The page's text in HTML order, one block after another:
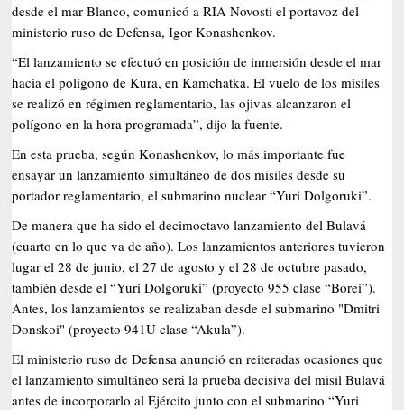
desde el mar Blanco, comunicó a RIA Novosti el portavoz del
ministerio ruso de Defensa, Igor Konashenkov.
“El lanzamiento se efectuó en posición de inmersión desde el mar
hacia el polígono de Kura, en Kamchatka. El vuelo de los misiles
se realizó en régimen reglamentario, las ojivas alcanzaron el
polígono en la hora programada”, dijo la fuente.
En esta prueba, según Konashenkov, lo más importante fue
ensayar un lanzamiento simultáneo de dos misiles desde su
portador reglamentario, el submarino nuclear “Yuri Dolgoruki”.
De manera que ha sido el decimoctavo lanzamiento del Bulavá
(cuarto en lo que va de año). Los lanzamientos anteriores tuvieron
lugar el 28 de junio, el 27 de agosto y el 28 de octubre pasado,
también desde el “Yuri Dolgoruki” (proyecto 955 clase “Borei”).
Antes, los lanzamientos se realizaban desde el submarino "Dmitri
Donskoi" (proyecto 941U clase “Akula”).
El ministerio ruso de Defensa anunció en reiteradas ocasiones que
el lanzamiento simultáneo será la prueba decisiva del misil Bulavá
antes de incorporarlo al Ejército junto con el submarino “Yuri